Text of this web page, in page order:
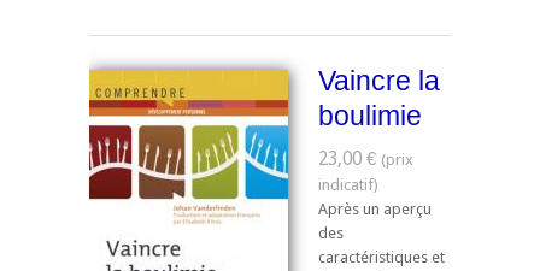
Vaincre la
boulimie
23,00 €
Après un aperçu
des
caractéristiques et